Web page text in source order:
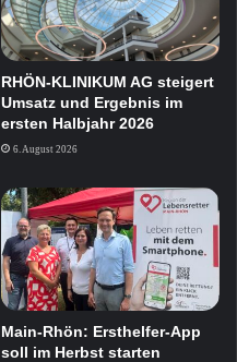
RHÖN-KLINIKUM AG steigert
Umsatz und Ergebnis im
ersten Halbjahr 2026
6. August 2026
Main-Rhön: Ersthelfer-App
soll im Herbst starten